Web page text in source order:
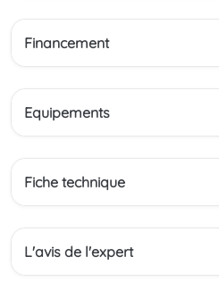
Financement
Equipements
Fiche technique
L'avis de l'expert